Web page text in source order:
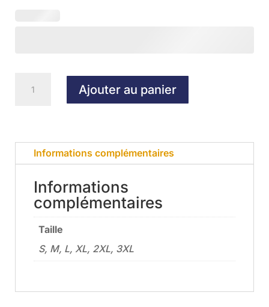
Adulte
SPALDING
Ajouter au panier
Informations complémentaires
Informations
complémentaires
Taille
S, M, L, XL, 2XL, 3XL